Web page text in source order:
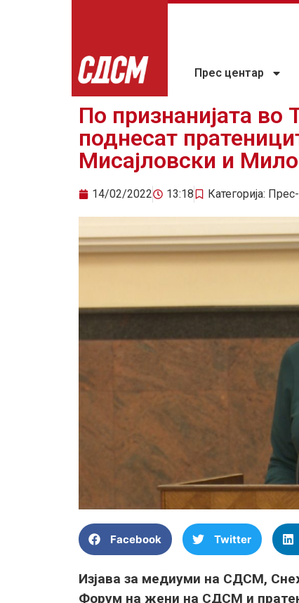
Прес центар
По признанијата во
поднесат
Мисајловски и
14/02/2022 13:18 Категорија:
Facebook Twitter
Изјава за медиуми на СДСМ,
Форум на жени на СДСМ и